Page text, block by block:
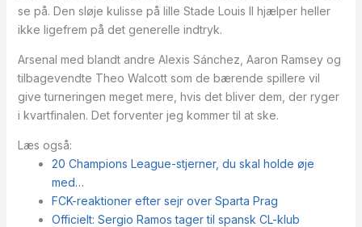
se på. Den sløje kulisse på lille Stade Louis II hjælper heller
ikke ligefrem på det generelle indtryk.
Arsenal med blandt andre Alexis Sánchez, Aaron Ramsey og
tilbagevendte Theo Walcott som de bærende spillere vil
give turneringen meget mere, hvis det bliver dem, der ryger
i kvartfinalen. Det forventer jeg kommer til at ske.
Læs også:
20 Champions League-stjerner, du skal holde øje
med…
FCK-reaktioner efter sejr over Sparta Prag
Officielt: Sergio Ramos tager til spansk CL-klub